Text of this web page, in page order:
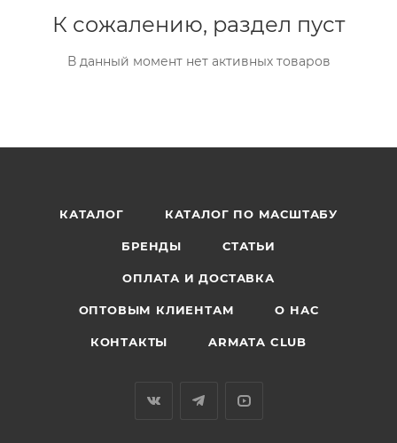
К сожалению, раздел пуст
В данный момент нет активных товаров
КАТАЛОГ КАТАЛОГ ПО МАСШТАБУ
БРЕНДЫ СТАТЬИ
ОПЛАТА И ДОСТАВКА
ОПТОВЫМ КЛИЕНТАМ О НАС
КОНТАКТЫ ARMATA CLUB